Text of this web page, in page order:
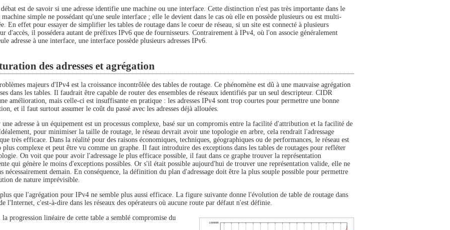
est de savoir si une adresse identifie une machine ou une interface. Cette distinction n'est pas très importante dans le
machine simple ne possédant qu'une seule interface ; elle le devient dans le cas où elle en possède plusieurs ou est multi-
En effet pour essayer de simplifier les tables de routage dans le coeur de réseau, si un site est connecté à plusieurs
d'accès, il possédera autant de préfixes IPv6 que de fournisseurs. Contrairement à IPv4, où l'on associe généralement
adresse à une interface, une interface possède plusieurs adresses IPv6.
des adresses et agrégation
majeurs d'IPv4 est la croissance incontrôlée des tables de routage. Ce phénomène est dû à une mauvaise agrégation
dans les tables. Il faudrait être capable de router des ensembles de réseaux identifiés par un seul descripteur. CIDR
amélioration, mais celle-ci est insuffisante en pratique : les adresses IPv4 sont trop courtes pour permettre une bonne
et il faut surtout assumer le coût du passé avec les adresses déjà allouées.
adresse à un équipement est un processus complexe, basé sur un compromis entre la facilité d'attribution et la facilité de
pour minimiser la taille de routage, le réseau devrait avoir une topologie en arbre, cela rendrait l'adressage
très efficace. Dans la réalité pour des raisons économiques, techniques, géographiques ou de performances, le réseau est
plus complexe et peut être vu comme un graphe. Il faut introduire des exceptions dans les tables de routages pour refléter
On voit que pour avoir l'adressage le plus efficace possible, il faut dans ce graphe trouver la représentation
qui génère le moins d'exceptions possibles. Or s'il était possible aujourd'hui de trouver une représentation valide, elle ne
nécessairement demain. En conséquence, la définition du plan d'adressage doit être la plus souple possible pour permettre
de nature imprévisible.
que l'agrégation pour IPv4 ne semble plus aussi efficace. La figure suivante donne l'évolution de table de routage dans
l'Internet, c'est-à-dire dans les réseaux des opérateurs où aucune route par défaut n'est définie.
progression linéaire de cette table a semblé compromise du